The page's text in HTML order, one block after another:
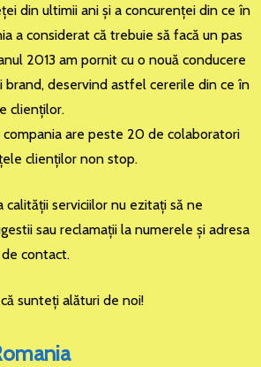
din ultimii ani şi a concurenţei din ce în
a considerat că trebuie să facă un pas
2013 am pornit cu o nouă conducere
brand, deservind astfel cererile din ce în
clienţilor.
are peste 20 de colaboratori
clienţilor non stop.
serviciilor nu ezitaţi să ne
sau reclamaţii la numerele şi adresa
contact.
sunteţi alături de noi!